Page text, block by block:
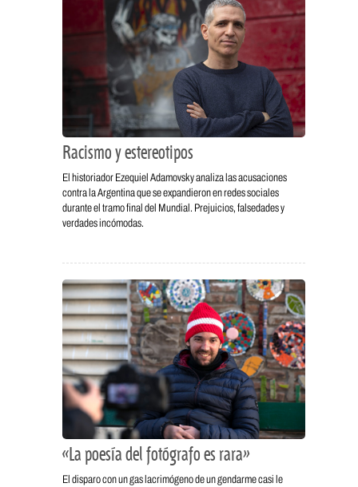
Racismo y estereotipos
El historiador Ezequiel Adamovsky analiza las acusaciones
contra la Argentina que se expandieron en redes sociales
durante el tramo final del Mundial. Prejuicios, falsedades y
verdades incómodas.
«La poesía del fotógrafo es rara»
El disparo con un gas lacrimógeno de un gendarme casi le